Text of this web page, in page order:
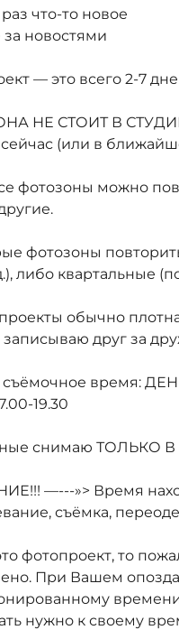
что-то новое
за новостями
— это всего 2-7
НЕ СТОИТ В СТУДИИ
(или в
фотозоны можно
фотозоны
либо квартальные
обычно
друг за
время:
19.30
снимаю ТОЛЬКО В
—---»> Время
съёмка,
фотопроект, то
При Вашем
нужно к своему